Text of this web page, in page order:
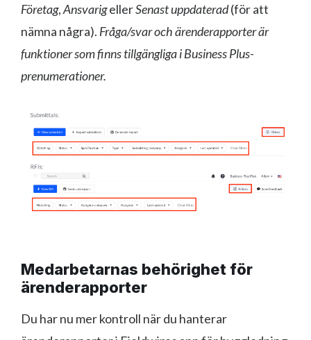
Företag,AnsvarigellerSenast uppdaterad(för att
nämna några). Fråga/svar och ärenderapporter är
funktioner som finns tillgängliga i Business Plus-
prenumerationer.
Medarbetarnas behörighet för
ärenderapporter
Du har nu mer kontroll när du hanterar